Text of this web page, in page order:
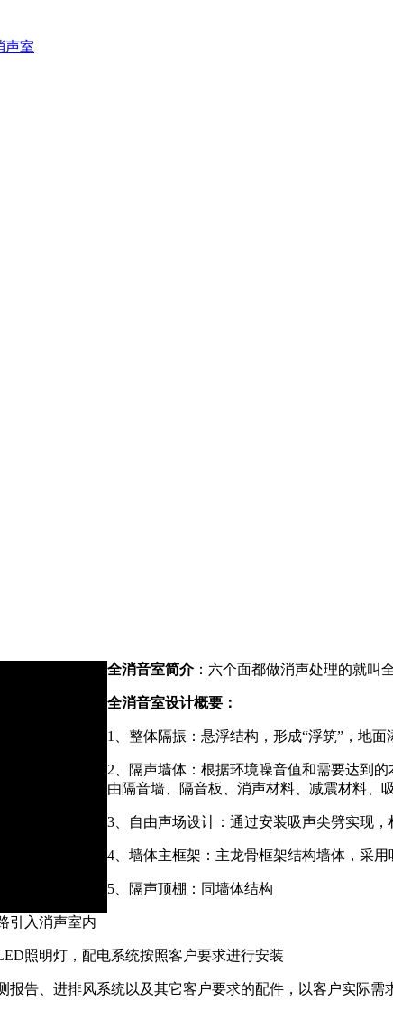
声室
全消音室简介：六个面都做消声处理的就叫
全消音室设计概要：
1、整体隔振：悬浮结构，形成“浮筑”，地
2、隔声墙体：根据环境噪音值和需要达到
由隔音墙、隔音板、消声材料、减震材料、
3、自由声场设计：通过安装吸声尖劈实现
4、墙体主框架：主龙骨框架结构墙体，采
5、隔声顶棚：同墙体结构
引入消声室内
照明灯，配电系统按照客户要求进行安装
告、进排风系统以及其它客户要求的配件，以客户实际需